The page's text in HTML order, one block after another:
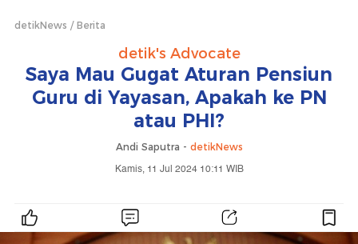
detikNews Berita
detik's Advocate
Saya Mau Gugat Aturan Pensiun
Guru di Yayasan, Apakah ke PN
atau PHI?
Andi Saputra - detikNews
Kamis, 11 Jul 2024 10:11 WIB